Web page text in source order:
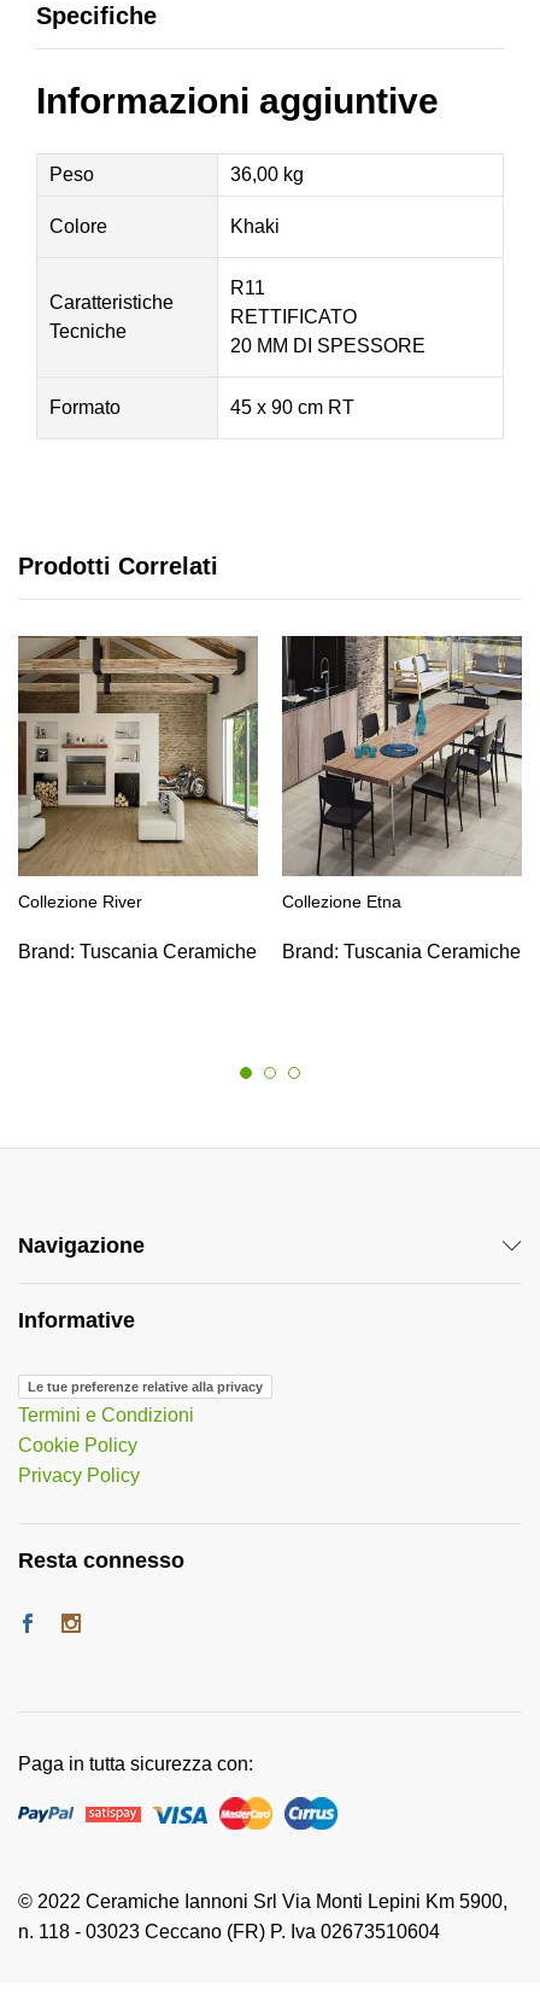
Specifiche
Informazioni aggiuntive
Peso 36,00 kg
Colore Khaki
Caratteristiche
Tecniche
R11
RETTIFICATO
20 MM DI SPESSORE
Formato 45 x 90 cm RT
Prodotti Correlati
Collezione River
Brand: Tuscania Ceramiche
Collezione Etna
Brand: Tuscania Ceramiche
Navigazione
Informative
Le tue preferenze relative alla privacy
Termini e Condizioni
Cookie Policy
Privacy Policy
Resta connesso
© 2022 Ceramiche Iannoni Srl Via Monti Lepini Km 5900,
n. 118 - 03023 Ceccano (FR) P. Iva 02673510604
Paga in tutta sicurezza con: